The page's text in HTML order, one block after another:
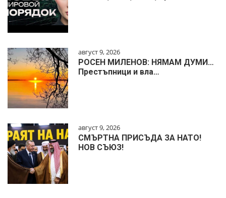
август 9, 2026
РОСЕН МИЛЕНОВ: НЯМАМ ДУМИ…
Престъпници и вла…
август 9, 2026
СМЪРТНА ПРИСЪДА ЗА НАТО!
НОВ СЪЮЗ!